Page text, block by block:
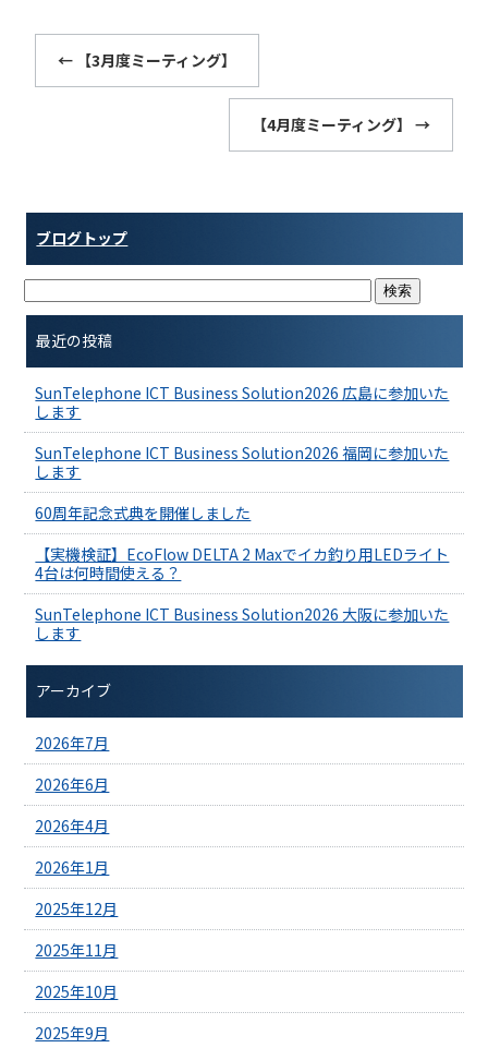
← 【3月度ミーティング】
【4月度ミーティング】 →
ブログトップ
最近の投稿
SunTelephone ICT Business Solution2026 広島に参加いた
します
SunTelephone ICT Business Solution2026 福岡に参加いた
します
60周年記念式典を開催しました
【実機検証】EcoFlow DELTA 2 Maxでイカ釣り用LEDライト
4台は何時間使える？
SunTelephone ICT Business Solution2026 大阪に参加いた
します
アーカイブ
2026年7月
2026年6月
2026年4月
2026年1月
2025年12月
2025年11月
2025年10月
2025年9月